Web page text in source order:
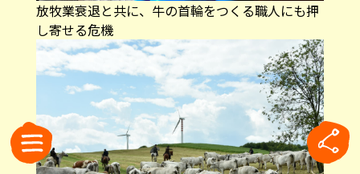
放牧業衰退と共に、牛の首輪をつくる職人にも押
し寄せる危機